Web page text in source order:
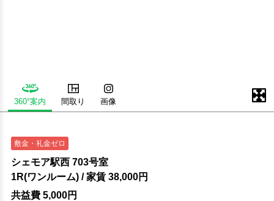
360°案内 間取り 画像
敷金・礼金ゼロ
シェモア駅西 703号室
1R(ワンルーム)/ 家賃 38,000円
共益費 5,000円